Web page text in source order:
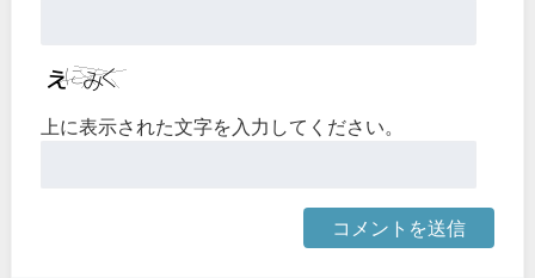
上に表示された文字を入力してください。